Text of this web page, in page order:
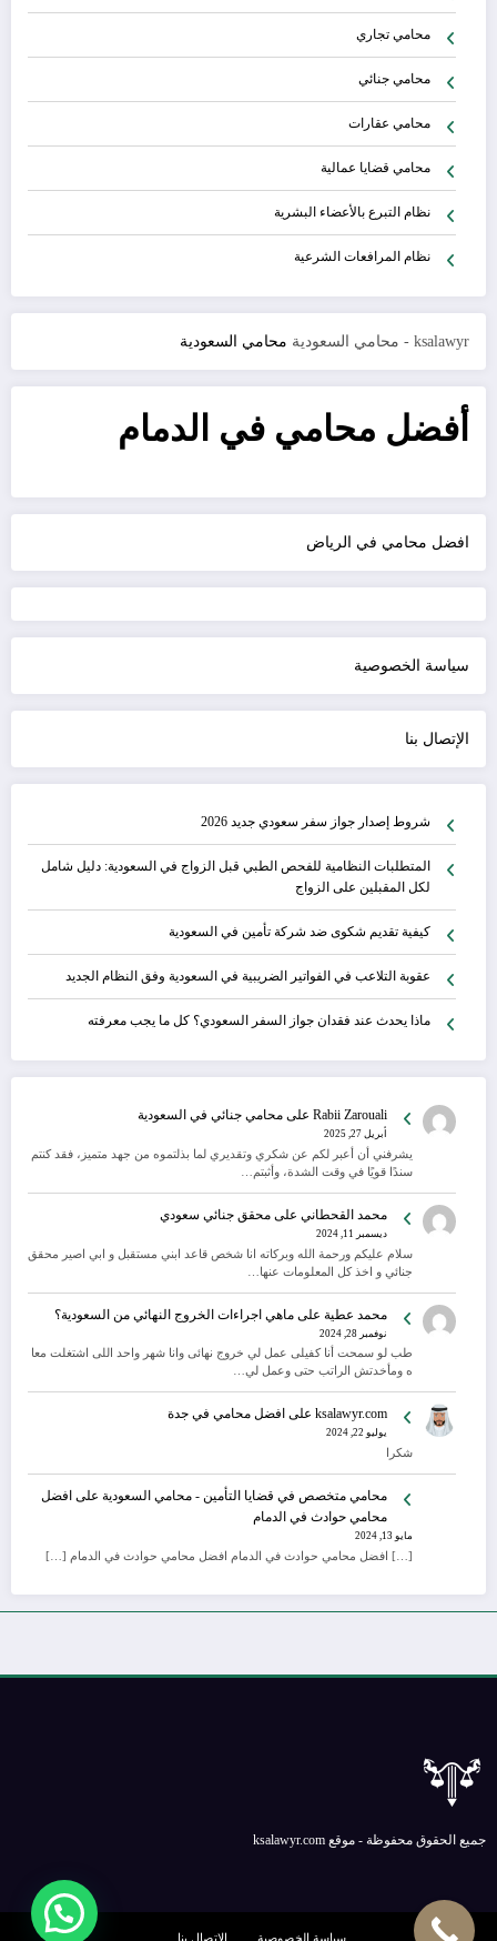
محامي تجاري
محامي جنائي
محامي عقارات
محامي قضايا عمالية
نظام التبرع بالأعضاء البشرية
نظام المرافعات الشرعية
ksalawyr - محامي السعودية محامي السعودية
أفضل محامي في الدمام
افضل محامي في الرياض
سياسة الخصوصية
الإتصال بنا
شروط إصدار جواز سفر سعودي جديد 2026
المتطلبات النظامية للفحص الطبي قبل الزواج في السعودية: دليل شامل
لكل المقبلين على الزواج
كيفية تقديم شكوى ضد شركة تأمين في السعودية
عقوبة التلاعب في الفواتير الضريبية في السعودية وفق النظام الجديد
ماذا يحدث عند فقدان جواز السفر السعودي؟ كل ما يجب معرفته
Rabii Zarouali على محامي جنائي في السعودية
أبريل 27, 2025
يشرفني أن أعبر لكم عن شكري وتقديري لما بذلتموه من جهد متميز، فقد كنتم
سندًا قويًا في وقت الشدة، وأثبتم…
محمد القحطاني على محقق جنائي سعودي
ديسمبر 11, 2024
سلام عليكم ورحمة الله وبركاته انا شخص قاعد ابني مستقبل و ابي اصير محقق
جنائي و اخذ كل المعلومات عنها…
محمد عطية على ماهي اجراءات الخروج النهائي من السعودية؟
نوفمبر 28, 2024
طب لو سمحت أنا كفيلى عمل لي خروج نهائى وانا شهر واحد اللى اشتغلت معا
ه ومأخدتش الراتب حتى وعمل لي…
ksalawyr.com على افضل محامي في جدة
يوليو 22, 2024
شكرا
محامي متخصص في قضايا التأمين - محامي السعودية على افضل
محامي حوادث في الدمام
مايو 13, 2024
[…] افضل محامي حوادث في الدمام افضل محامي حوادث في الدمام […]
جميع الحقوق محفوظة - موقع ksalawyr.com
سياسة الخصوصية الإتصال بنا